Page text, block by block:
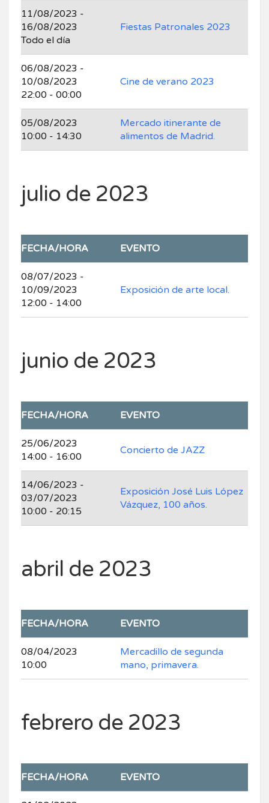
11/08/2023 -
16/08/2023
Todo el día
Fiestas Patronales 2023
06/08/2023 -
10/08/2023
22:00 - 00:00
Cine de verano 2023
05/08/2023
10:00 - 14:30
Mercado itinerante de
alimentos de Madrid.
julio de 2023
FECHA/HORA EVENTO
08/07/2023 -
10/09/2023
12:00 - 14:00
Exposición de arte local.
junio de 2023
FECHA/HORA EVENTO
25/06/2023
14:00 - 16:00
Concierto de JAZZ
14/06/2023 -
03/07/2023
10:00 - 20:15
Exposición José Luis López
Vázquez, 100 años.
abril de 2023
FECHA/HORA EVENTO
08/04/2023
10:00
Mercadillo de segunda
mano, primavera.
febrero de 2023
FECHA/HORA EVENTO